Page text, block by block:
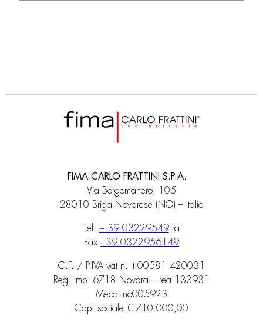
FIMA CARLO FRATTINI S.P.A.
Via Borgomanero, 105
28010 Briga Novarese (NO) – Italia
Tel. + 39 03229549ra
Fax +39 0322956149
C.F. / P.IVA vat n. it 00581 420031
Reg. imp. 6718 Novara – rea 133931
Mecc. no005923
Cap. sociale € 710.000,00